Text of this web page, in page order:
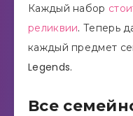
Каждый набор
реликвии. Теперь
каждый предмет
Legends.
Все